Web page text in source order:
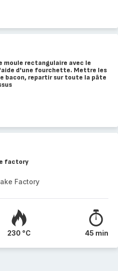
moule rectangulaire avec le
d'une fourchette. Mettre les
bacon, repartir sur toute la pâte
factory
Factory
230 °C 45 min